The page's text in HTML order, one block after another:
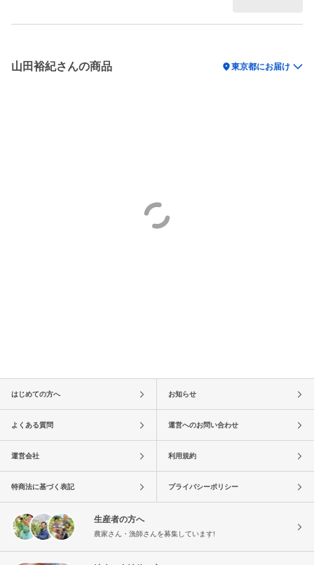
山田裕紀さんの商品 location_on東京都にお届け
はじめての方へ お知らせ
よくある質問 運営へのお問い合わせ
運営会社 利用規約
特商法に基づく表記 プライバシーポリシー
生産者の方へ
農家さん・漁師さんを募集しています!